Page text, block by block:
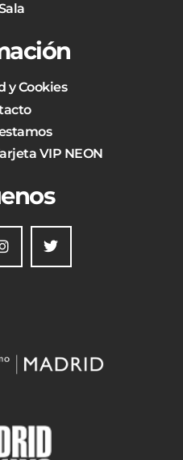
y Cookies
VIP NEON